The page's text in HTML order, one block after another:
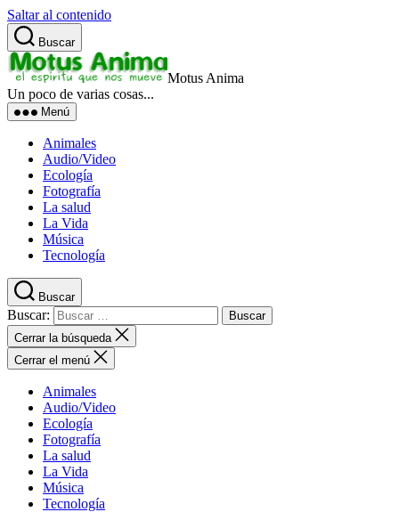
Saltar al contenido
Buscar
Motus Anima
Un poco de varias cosas...
Menú
Animales
Audio/Video
Ecología
Fotografía
La salud
La Vida
Música
Tecnología
Buscar
Buscar:
Cerrar la búsqueda
Cerrar el menú
Animales
Audio/Video
Ecología
Fotografía
La salud
La Vida
Música
Tecnología